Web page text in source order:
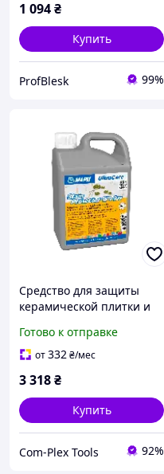
1 094₴
Купить
ProfBlesk 99%
Средство для защиты
керамической плитки и
Mapei Ultracare Stain
Protector W Plus, 1 л
Готово к отправке
от332₴/мес
3 318₴
Купить
Com-Plex Tools 92%